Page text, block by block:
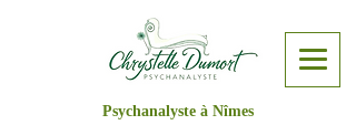
Psychanalyste à Nîmes